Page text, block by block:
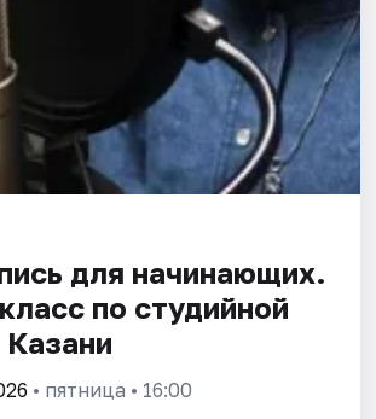
для начинающих.
по студийной
Казани
• пятница • 16:00